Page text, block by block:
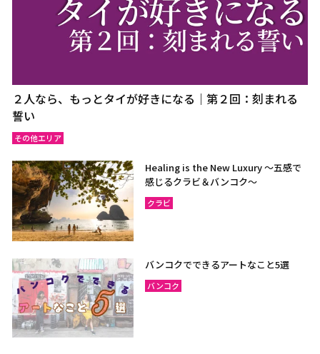
２人なら、もっとタイが好きになる｜第２回：刻まれる
誓い
その他エリア
Healing is the New Luxury ～五感で
感じるクラビ＆バンコク～
クラビ
バンコクでできるアートなこと5選
バンコク